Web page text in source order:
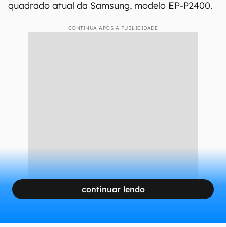
quadrado atual da Samsung, modelo EP-P2400.
CONTINUA APÓS A PUBLICIDADE
continuar lendo